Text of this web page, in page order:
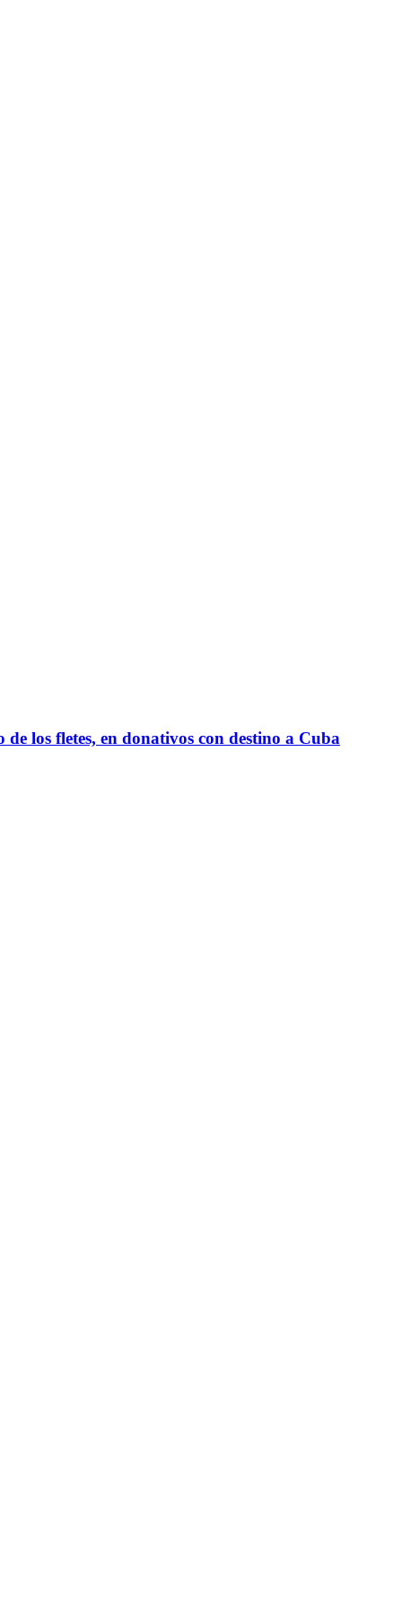
los fletes, en donativos con destino a Cuba